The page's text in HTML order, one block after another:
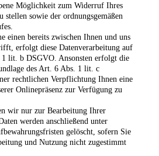
Möglichkeit zum Widerruf Ihres
stellen sowie der ordnungsgemäßen
einen bereits zwischen Ihnen und uns
erfolgt diese Datenverarbeitung auf
lit. b DSGVO. Ansonsten erfolgt die
des Art. 6 Abs. 1 lit. c
rechtlichen Verpflichtung Ihnen eine
Onlinepräsenz zur Verfügung zu
wir nur zur Bearbeitung Ihrer
werden anschließend unter
gelöscht, sofern Sie
und Nutzung nicht zugestimmt